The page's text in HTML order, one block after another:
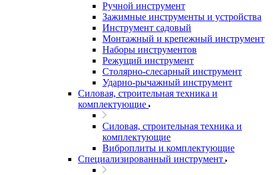
Ручной инструмент
Зажимные инструменты и устройства
Инструмент садовый
Монтажный и крепежный инструмент
Наборы инструментов
Режущий инструмент
Столярно-слесарный инструмент
Ударно-рычажный инструмент
Силовая, строительная техника и
комплектующие
Силовая, строительная техника и
комплектующие
Виброплиты и комплектующие
Специализированный инструмент